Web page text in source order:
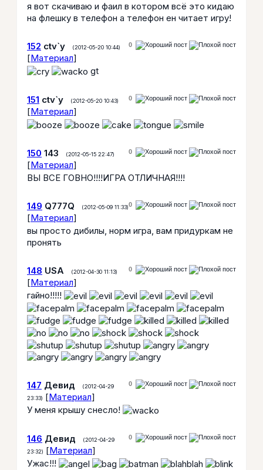
я вот скачиваю и фаил в котором всё это кидаю
на флешку в телефон а телефон ен читает игру!
0
152 ctv`y (2012-05-20 10:44)
[Материал]
gt
0
151 ctv`y (2012-05-20 10:43)
[Материал]
0
150 143 (2012-05-15 22:47)
[Материал]
ВЫ ВСЕ ГОВНО!!!!ИГРА ОТЛИЧНАЯ!!!!
0
149 Q777Q (2012-05-09 11:33)
[Материал]
вы просто дибилы, норм игра, вам придуркам не
пронять
0
148 USA (2012-04-30 11:13)
[Материал]
гайно!!!!!
0
147 Девид
(2012-04-29
23:33) [Материал]
У меня крышу снесло!
0
146 Девид
(2012-04-29
23:32) [Материал]
Ужас!!!